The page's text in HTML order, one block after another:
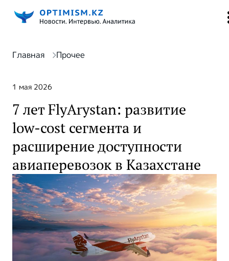
Главная Прочее
1 мая 2026
7 лет FlyArystan: развитие
low-cost сегмента и
расширение доступности
авиаперевозок в Казахстане